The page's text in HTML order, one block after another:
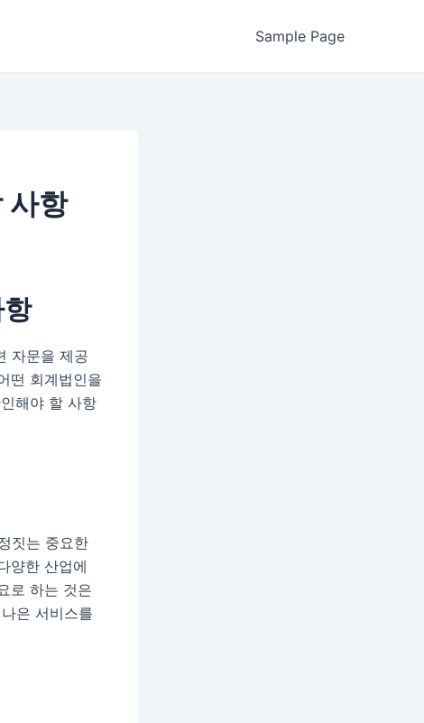
Sample Page
사항
자문을 제공
떤 회계법인을
해야 할 사항
짓는 중요한
양한 산업에
로 하는 것은
은 서비스를